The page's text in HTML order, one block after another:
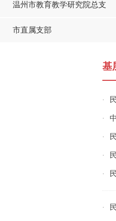
温州市教育教学研究院总支
市直属支部
基
·
·
·
·
·
·